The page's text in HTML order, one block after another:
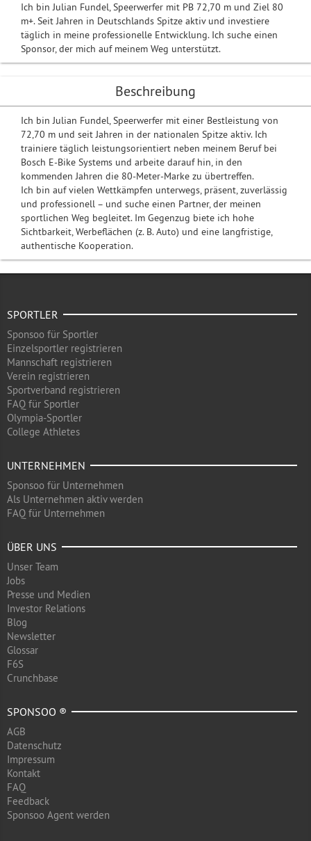
Ich bin Julian Fundel, Speerwerfer mit PB 72,70 m und Ziel 80
m+. Seit Jahren in Deutschlands Spitze aktiv und investiere
täglich in meine professionelle Entwicklung. Ich suche einen
Sponsor, der mich auf meinem Weg unterstützt.
Beschreibung
Ich bin Julian Fundel, Speerwerfer mit einer Bestleistung von
72,70 m und seit Jahren in der nationalen Spitze aktiv. Ich
trainiere täglich leistungsorientiert neben meinem Beruf bei
Bosch E-Bike Systems und arbeite darauf hin, in den
kommenden Jahren die 80-Meter-Marke zu übertreffen.
Ich bin auf vielen Wettkämpfen unterwegs, präsent, zuverlässig
und professionell – und suche einen Partner, der meinen
sportlichen Weg begleitet. Im Gegenzug biete ich hohe
Sichtbarkeit, Werbeflächen (z. B. Auto) und eine langfristige,
authentische Kooperation.
SPORTLER
Sponsoo für Sportler
Einzelsportler registrieren
Mannschaft registrieren
Verein registrieren
Sportverband registrieren
FAQ für Sportler
Olympia-Sportler
College Athletes
UNTERNEHMEN
Sponsoo für Unternehmen
Als Unternehmen aktiv werden
FAQ für Unternehmen
ÜBER UNS
Unser Team
Jobs
Presse und Medien
Investor Relations
Blog
Newsletter
Glossar
F6S
Crunchbase
SPONSOO ®
AGB
Datenschutz
Impressum
Kontakt
FAQ
Feedback
Sponsoo Agent werden